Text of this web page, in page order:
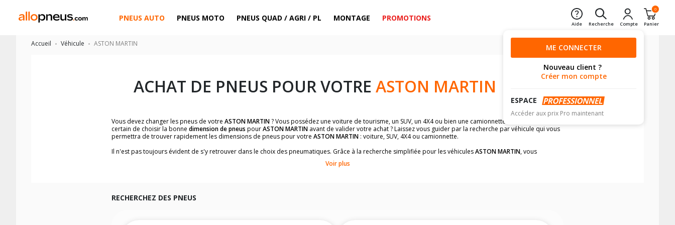
PNEUS AUTO PNEUS MOTO PNEUS QUAD / AGRI / PL MONTAGE PROMOTIONS
Aide Recherche Compte
0
Panier
ME CONNECTER
Nouveau client ?
Créer mon compte
ESPACE
Accéder aux prix Pro maintenant
Accueil Véhicule ASTON MARTIN
ACHAT DE PNEUS POUR VOTRE ASTON MARTIN
Vous devez changer les pneus de votre ASTON MARTIN? Vous possédez une voiture de tourisme, un SUV, un 4X4 ou bien une camionnette ? Vous voulez être
certain de choisir la bonne dimension de pneus pourASTON MARTIN avant de valider votre achat ? Laissez vous guider par la recherche par véhicule qui vous
permettra de trouver rapidement les dimensions de pneus pour votre ASTON MARTIN : voiture, SUV, 4X4 ou camionnette.
Il n'est pas toujours évident de s'y retrouver dans le choix des pneumatiques. Grâce à la recherche simplifiée pour les véhiculesASTON MARTIN, vous
Vous ne savez pas comment trouver les dimensions de vos pneus ? Ces informations sont indiquées sur le flanc des pneumatiques, dans le carnet de bord du
simplement et rapidement.
Voir plus
RECHERCHEZ DES PNEUS